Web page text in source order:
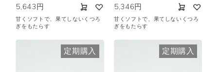
5,643円
甘くソフトで、果てしないくつろ
ぎをもたらす
5,346円
甘くソフトで、果てしないくつろ
ぎをもたらす
定期購入 定期購入